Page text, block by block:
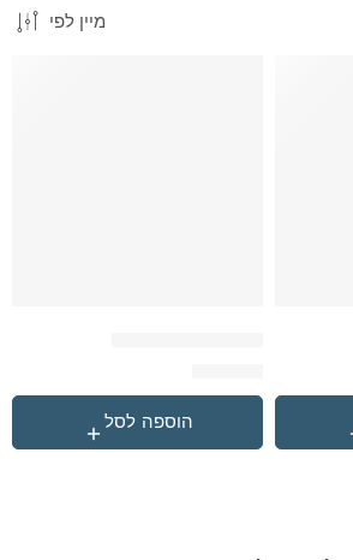
מיין לפי
הוספה לסל